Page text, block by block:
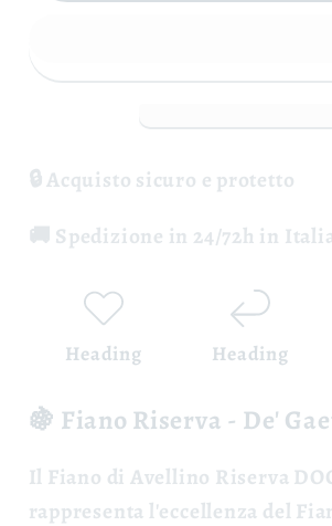
De&#39;De&#39;
🔒 Acquisto sicuro e protetto
🚚 Spedizione in 24/72h in
Heading Heading
🍇 Fiano Riserva - De'
Il Fiano di Avellino Riserva
rappresenta l'eccellenza del